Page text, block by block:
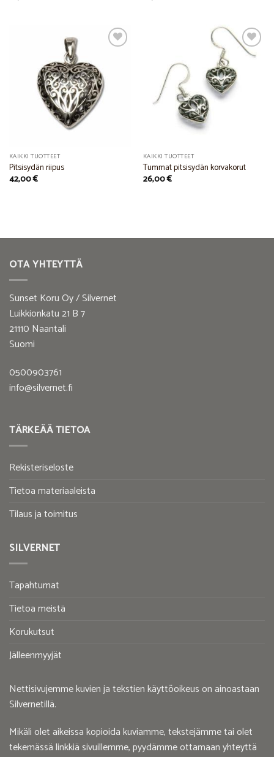
Add to
Wishlist
KAIKKI TUOTTEET
Pitsisydän riipus
42,00€
Wishlist
KAIKKI TUOTTEET
Tummat pitsisydän korvakorut
26,00€
OTA YHTEYTTÄ
Sunset Koru Oy / Silvernet
Luikkionkatu 21 B 7
21110 Naantali
Suomi
0500903761
info@silvernet.fi
TÄRKEÄÄ TIETOA
Rekisteriseloste
Tietoa materiaaleista
Tilaus ja toimitus
SILVERNET
Tapahtumat
Tietoa meistä
Korukutsut
Jälleenmyyjät
Nettisivujemme kuvien ja tekstien käyttöoikeus on ainoastaan
Silvernetillä.
Mikäli olet aikeissa kopioida kuviamme, tekstejämme tai olet
tekemässä linkkiä sivuillemme, pyydämme ottamaan yhteyttä